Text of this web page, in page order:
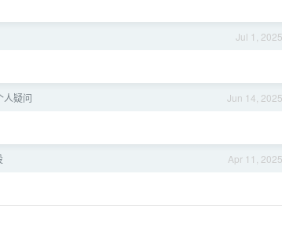
Jul 1, 2025
Jun 14, 2025
人疑问
Apr 11, 2025